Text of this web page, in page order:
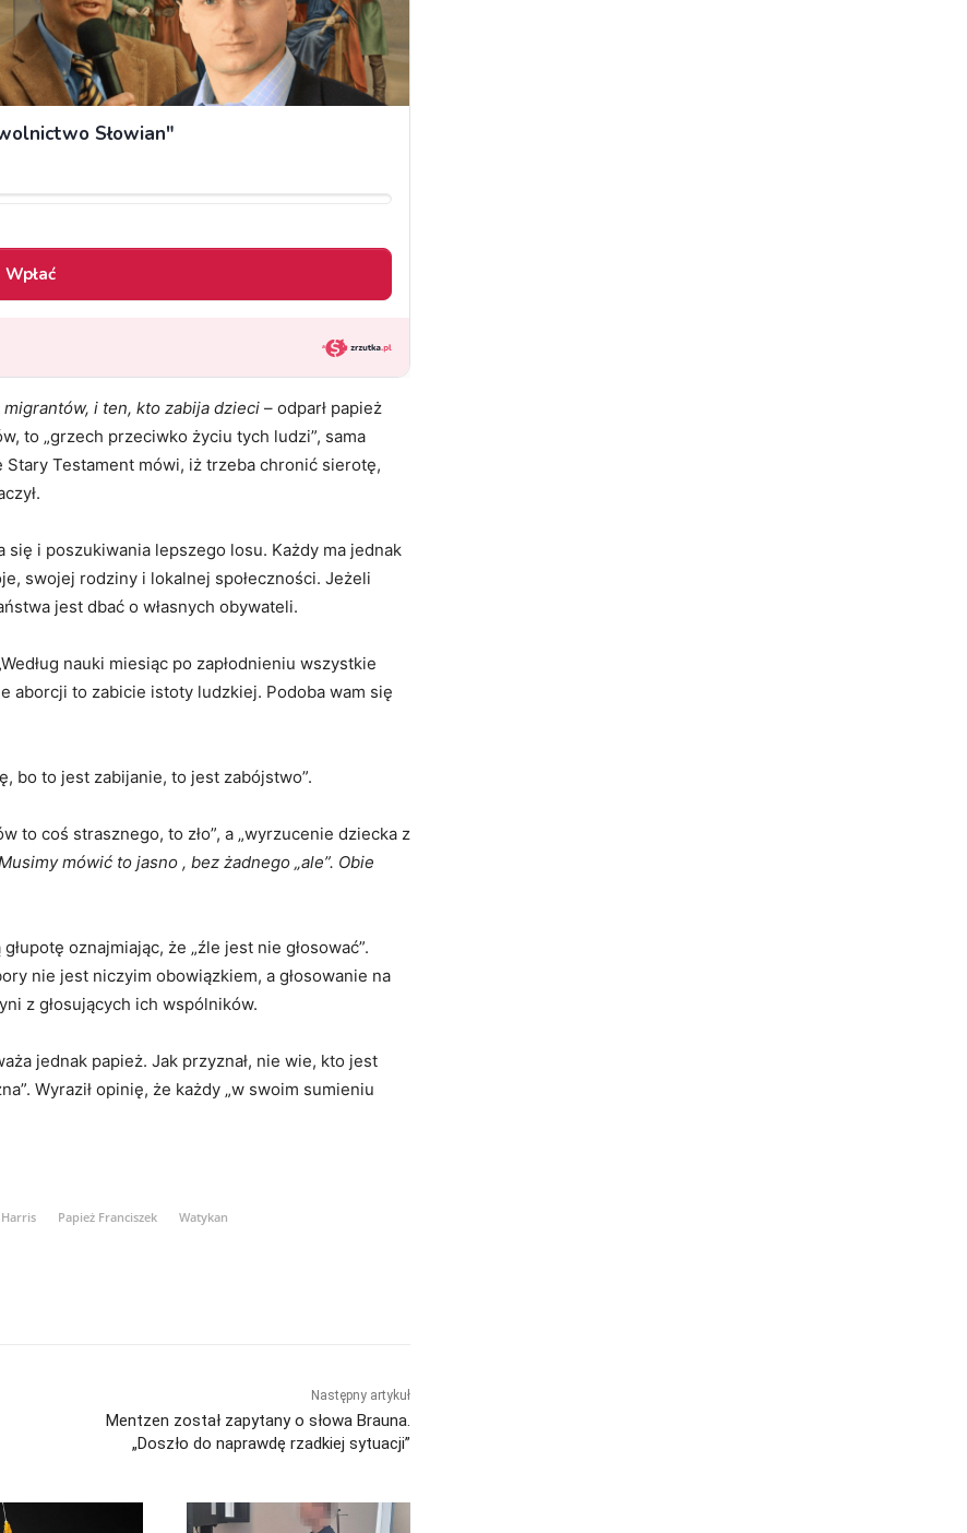
i ten, kto zabija dzieci – odparł papież
to „grzech przeciwko życiu tych ludzi”, sama
Stary Testament mówi, iż trzeba chronić sierotę,
i poszukiwania lepszego losu. Każdy ma jednak
swojej rodziny i lokalnej społeczności. Jeżeli
jest dbać o własnych obywateli.
nauki miesiąc po zapłodnieniu wszystkie
aborcji to zabicie istoty ludzkiej. Podoba wam się
bo to jest zabijanie, to jest zabójstwo”.
to coś strasznego, to zło”, a „wyrzucenie dziecka z
mówić to jasno , bez żadnego „ale”. Obie
oznajmiając, że „źle jest nie głosować”.
nie jest niczyim obowiązkiem, a głosowanie na
z głosujących ich wspólników.
jednak papież. Jak przyznał, nie wie, kto jest
Wyraził opinię, że każdy „w swoim sumieniu
Papież Franciszek
Watykan
Następny artykuł
Mentzen został zapytany o słowa Brauna.
„Doszło do naprawdę rzadkiej sytuacji”